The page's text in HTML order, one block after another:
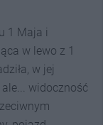
1 Maja i
w lewo z 1
w jej
widoczność